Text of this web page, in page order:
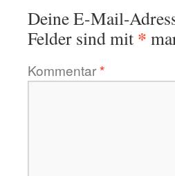
Deine E-Mail-
Felder sind mit *
Kommentar*